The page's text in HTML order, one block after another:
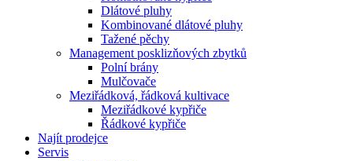
Dlátové pluhy
Kombinované dlátové pluhy
Tažené pěchy
Management posklizňových zbytků
Polní brány
Mulčovače
Meziřádková, řádková kultivace
Meziřádkové kypřiče
Řádkové kypřiče
Najít prodejce
Servis